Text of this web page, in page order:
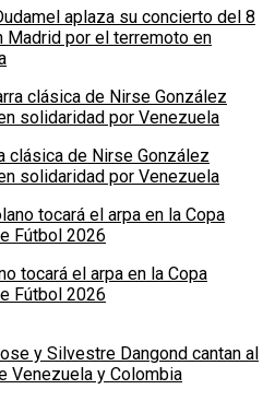
aplaza su concierto del 8
Madrid por el terremoto en
clásica de Nirse González
solidaridad por Venezuela
tocará el arpa en la Copa
Fútbol 2026